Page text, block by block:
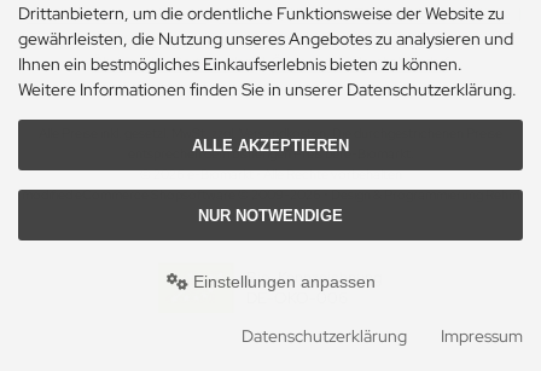
Naturkost-Suppen und Sossen
| Bio-Tee | Naturkost-Trockenfrüchte und Nüsse
Naturkost-Zucker und Süssungsmittel | Naturkosmetik-Drogerie |
Ökologischer Gartenbedarf | Ökologischer Haushaltsbedarf
entsprechen dem bisherigen Preis bei e-Biomarkt.
© 2026 e-Biomarkt • Alle Rechte vorbehalten
modified eCommerce Shopsoftware © 2009-2026 • Design & Programmierung Rehm
Webdesign
Bio-Kennzeichnung
DE-ÖKO-006
Drittanbietern, um die ordentliche Funktionsweise der Website zu
gewährleisten, die Nutzung unseres Angebotes zu analysieren und
Ihnen ein bestmögliches Einkaufserlebnis bieten zu können.
Weitere Informationen finden Sie in unserer Datenschutzerklärung.
ALLE AKZEPTIEREN
NUR NOTWENDIGE
Einstellungen anpassen
Datenschutzerklärung Impressum